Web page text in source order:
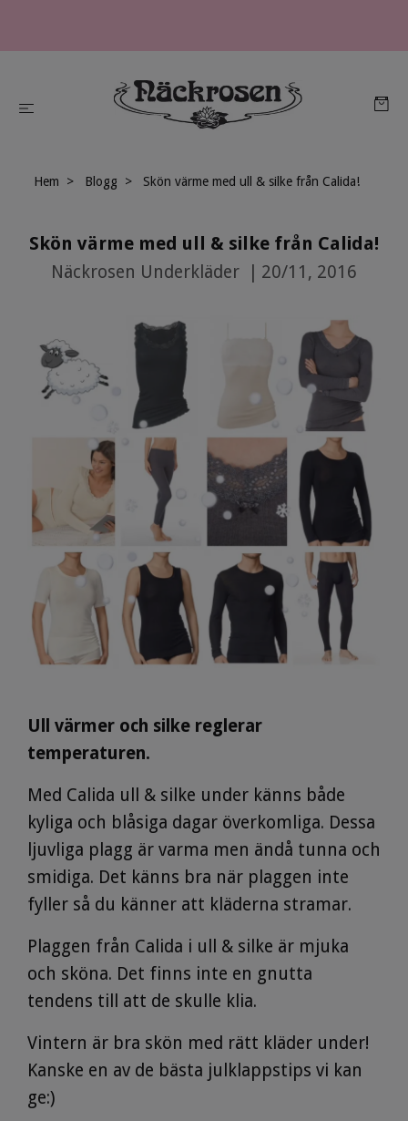
Hem Blogg Skön värme med ull & silke från Calida!
Skön värme med ull & silke från Calida!
Näckrosen Underkläder 20/11, 2016
Ull värmer och silke reglerar
temperaturen.
Med Calida ull & silke under känns både
kyliga och blåsiga dagar överkomliga. Dessa
ljuvliga plagg är varma men ändå tunna och
smidiga. Det känns bra när plaggen inte
fyller så du känner att kläderna stramar.
Plaggen från Calida i ull & silke är mjuka
och sköna. Det finns inte en gnutta
tendens till att de skulle klia.
Vintern är bra skön med rätt kläder under!
Kanske en av de bästa julklappstips vi kan
ge:)